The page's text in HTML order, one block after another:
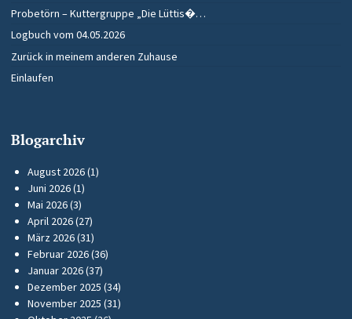
Probetörn – Kuttergruppe „Die Lüttis�…
Logbuch vom 04.05.2026
Zurück in meinem anderen Zuhause
Einlaufen
Blogarchiv
August 2026(1)
Juni 2026(1)
Mai 2026(3)
April 2026(27)
März 2026(31)
Februar 2026(36)
Januar 2026(37)
Dezember 2025 (34)
November 2025 (31)